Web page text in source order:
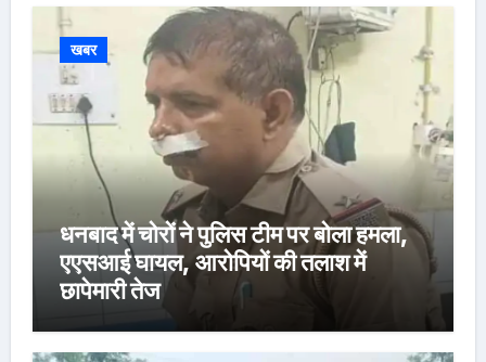
खबर
धनबाद में चोरों ने पुलिस टीम पर बोला हमला,
एएसआई घायल, आरोपियों की तलाश में
छापेमारी तेज